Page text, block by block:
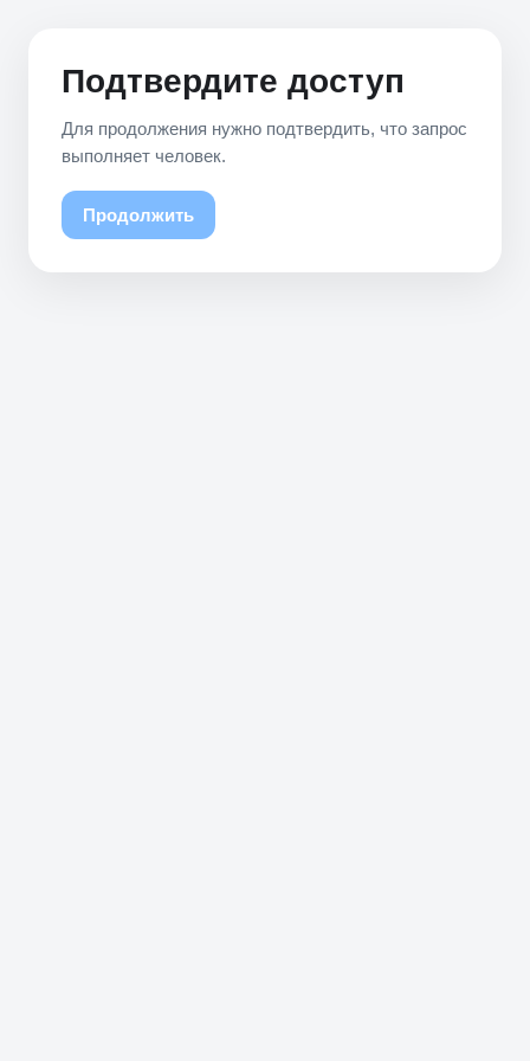
Подтвердите доступ
Для продолжения нужно подтвердить, что запрос
выполняет человек.
Продолжить